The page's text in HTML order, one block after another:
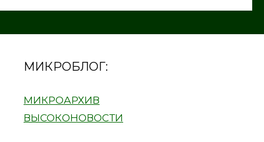
МИКРОБЛОГ:
МИКРОАРХИВ
ВЫСОКОНОВОСТИ